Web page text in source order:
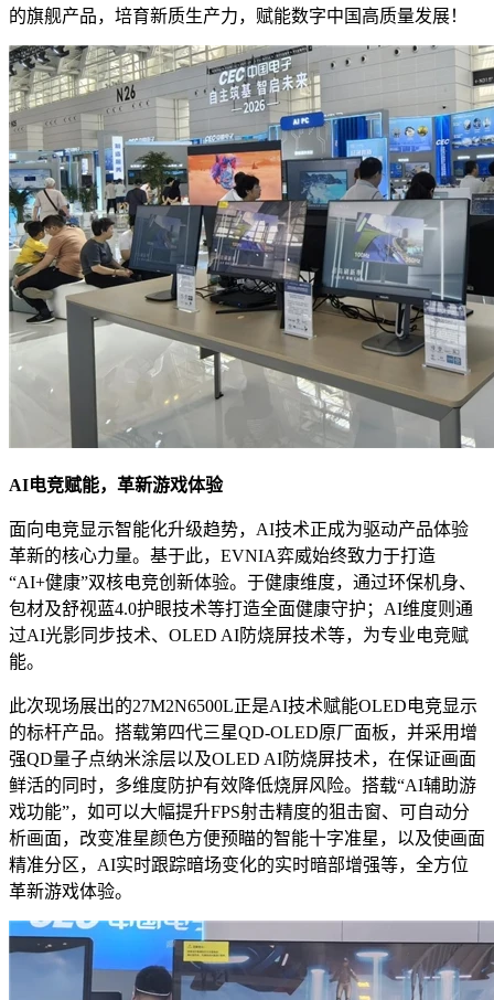
的旗舰产品，培育新质生产力，赋能数字中国高质量发展！
AI电竞赋能，革新游戏体验
面向电竞显示智能化升级趋势，AI技术正成为驱动产品体验
革新的核心力量。基于此，EVNIA弈威始终致力于打造
“AI+健康”双核电竞创新体验。于健康维度，通过环保机身、
包材及舒视蓝4.0护眼技术等打造全面健康守护；AI维度则通
过AI光影同步技术、OLED AI防烧屏技术等，为专业电竞赋
能。
此次现场展出的27M2N6500L正是AI技术赋能OLED电竞显示
的标杆产品。搭载第四代三星QD-OLED原厂面板，并采用增
强QD量子点纳米涂层以及OLED AI防烧屏技术，在保证画面
鲜活的同时，多维度防护有效降低烧屏风险。搭载“AI辅助游
戏功能”，如可以大幅提升FPS射击精度的狙击窗、可自动分
析画面，改变准星颜色方便预瞄的智能十字准星，以及使画面
精准分区，AI实时跟踪暗场变化的实时暗部增强等，全方位
革新游戏体验。